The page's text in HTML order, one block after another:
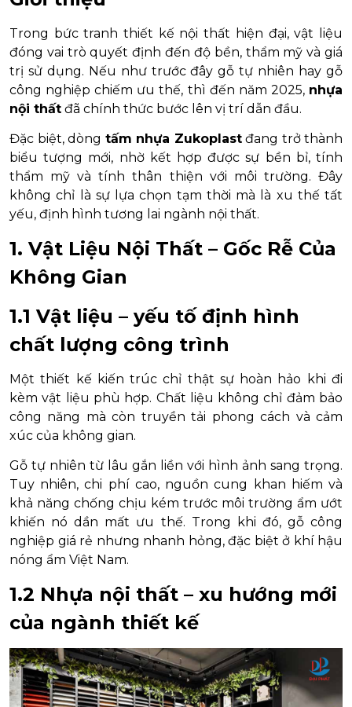
Trong bức tranh thiết kế nội thất hiện đại, vật liệu
đóng vai trò quyết định đến độ bền, thẩm mỹ và giá
trị sử dụng. Nếu như trước đây gỗ tự nhiên hay gỗ
công nghiệp chiếm ưu thế, thì đến năm 2025, nhựa
nội thất đã chính thức bước lên vị trí dẫn đầu.
Đặc biệt, dòng tấm nhựa Zukoplastđang trở thành
biểu tượng mới, nhờ kết hợp được sự bền bỉ, tính
thẩm mỹ và tính thân thiện với môi trường. Đây
không chỉ là sự lựa chọn tạm thời mà là xu thế tất
yếu, định hình tương lai ngành nội thất.
1. Vật Liệu Nội Thất – Gốc Rễ Của
Không Gian
1.1 Vật liệu – yếu tố định hình
chất lượng công trình
Một thiết kế kiến trúc chỉ thật sự hoàn hảo khi đi
kèm vật liệu phù hợp. Chất liệu không chỉ đảm bảo
công năng mà còn truyền tải phong cách và cảm
xúc của không gian.
Gỗ tự nhiên từ lâu gắn liền với hình ảnh sang trọng.
Tuy nhiên, chi phí cao, nguồn cung khan hiếm và
khả năng chống chịu kém trước môi trường ẩm ướt
khiến nó dần mất ưu thế. Trong khi đó, gỗ công
nghiệp giá rẻ nhưng nhanh hỏng, đặc biệt ở khí hậu
nóng ẩm Việt Nam.
1.2 Nhựa nội thất – xu hướng mới
của ngành thiết kế